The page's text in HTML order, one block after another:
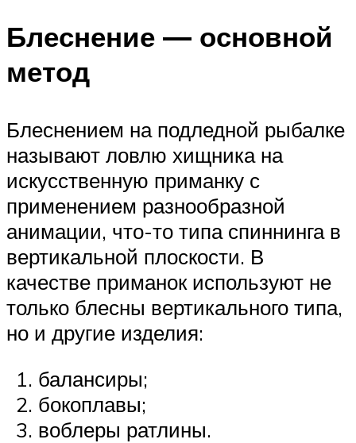
Блеснение — основной
метод
Блеснением на подледной рыбалке
называют ловлю хищника на
искусственную приманку с
применением разнообразной
анимации, что-то типа спиннинга в
вертикальной плоскости. В
качестве приманок используют не
только блесны вертикального типа,
но и другие изделия:
балансиры;
бокоплавы;
воблеры ратлины.